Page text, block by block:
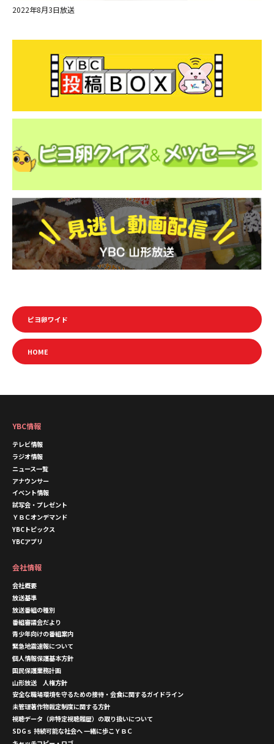
2022年8月3日放送
ピヨ卵ワイド
HOME
YBC情報
テレビ情報
ラジオ情報
ニュース一覧
アナウンサー
イベント情報
試写会・プレゼント
ＹＢＣオンデマンド
YBCトピックス
YBCアプリ
会社情報
会社概要
放送基準
放送番組の種別
番組審議会だより
青少年向けの番組案内
緊急地震速報について
個人情報保護基本方針
国民保護業務計画
山形放送 人権方針
安全な職場環境を守るための接待・会食に関するガイドライン
未管理著作物裁定制度に関する方針
視聴データ（非特定視聴履歴）の取り扱いについて
SDGｓ 持続可能な社会へ 一緒に歩こＹＢＣ